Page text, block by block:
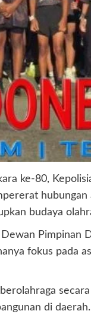
ke-80,
budaya
fokus pada
di daerah.